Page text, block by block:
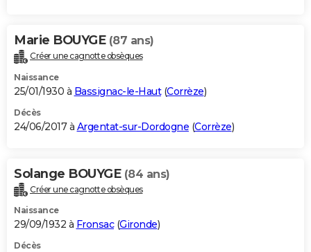
Marie BOUYGE (87 ans)
Créer une cagnotte obsèques
Naissance
25/01/1930 à Bassignac-le-Haut(Corrèze)
Décès
24/06/2017 à Argentat-sur-Dordogne (Corrèze)
Solange BOUYGE (84 ans)
Créer une cagnotte obsèques
Naissance
29/09/1932 à Fronsac(Gironde)
Décès